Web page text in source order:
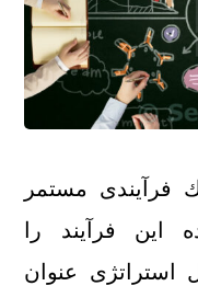
فرآیندی مستمر
این فرآیند را
استراتژی عنوان